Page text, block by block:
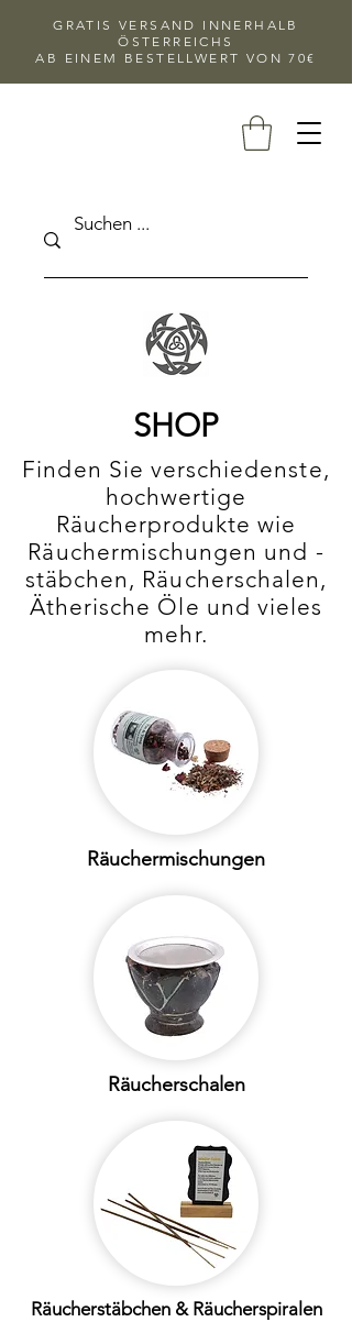
GRATIS VERSAND INNERHALB
ÖSTERREICHS
AB EINEM BESTELLWERT VON 70€
SHOP
Finden Sie verschiedenste,
hochwertige
Räucherprodukte wie
Räuchermischungen und -
stäbchen, Räucherschalen,
Ätherische Öle und vieles
mehr.
Räuchermischungen
Räucherschalen
Räucherstäbchen & Räucherspiralen